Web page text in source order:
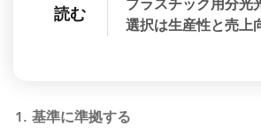
読む
プラスチック用分光
選択は生産性と売上
1. 基準に準拠する